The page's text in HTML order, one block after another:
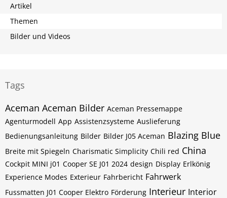
Artikel
Themen
Bilder und Videos
Tags
Aceman Aceman Bilder Aceman Pressemappe
Agenturmodell App Assistenzsysteme Auslieferung
Bedienungsanleitung Bilder Bilder J05 Aceman Blazing Blue
Breite mit Spiegeln Charismatic Simplicity Chili red China
Cockpit MINI j01 Cooper SE J01 2024 design Display Erlkönig
Experience Modes Exterieur Fahrbericht Fahrwerk
Fussmatten J01 Cooper Elektro Förderung Interieur Interior